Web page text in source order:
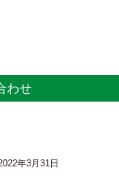
わせ
年3月31日